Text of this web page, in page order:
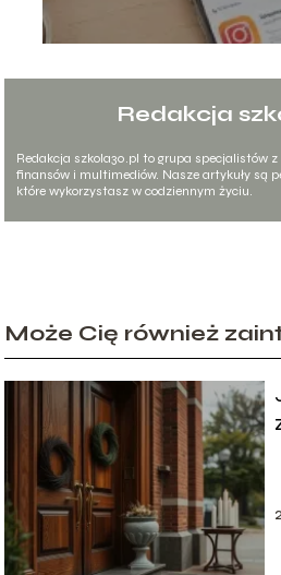
Redakcja
Redakcja szkola30.pl to grupa specjalistów z
finansów i multimediów. Nasze artykuły są
które wykorzystasz w codziennym życiu.
Może Cię również